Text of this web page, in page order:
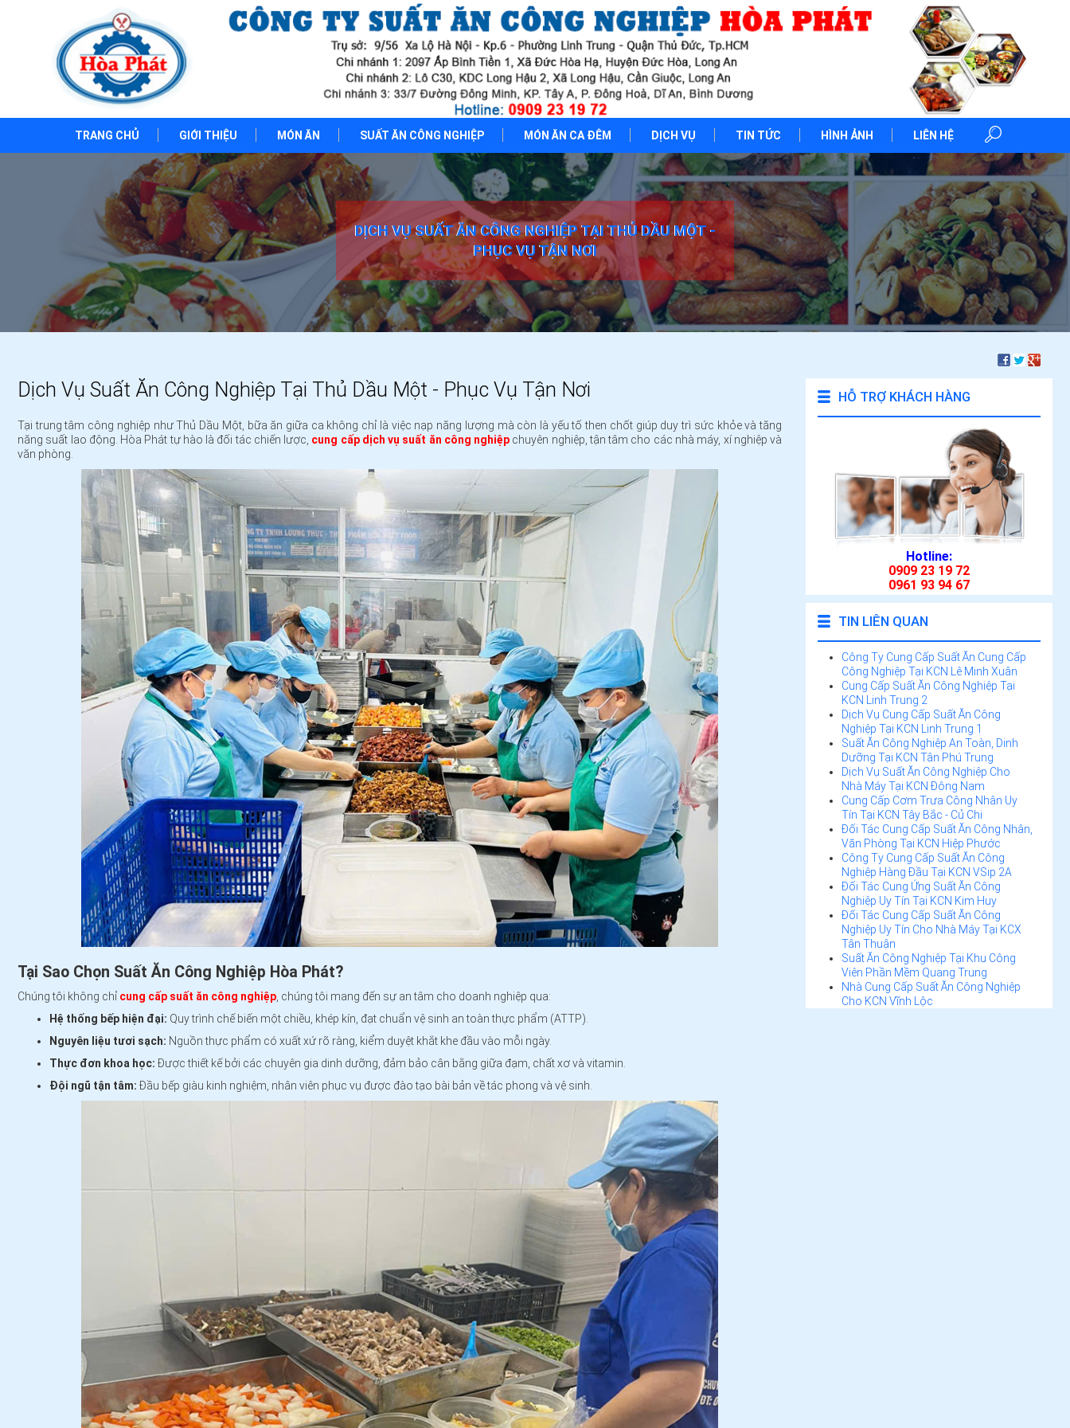
TRANG CHỦ GIỚI THIỆU MÓN ĂN SUẤT ĂN CÔNG NGHIỆP MÓN ĂN CA ĐÊM DỊCH VỤ TIN TỨC HÌNH ẢNH LIÊN HỆ
DỊCH VỤ SUẤT ĂN CÔNG NGHIỆP TẠI THỦ DẦU MỘT -
PHỤC VỤ TẬN NƠI
Dịch Vụ Suất Ăn Công Nghiệp Tại Thủ Dầu Một - Phục Vụ Tận Nơi
Tại trung tâm công nghiệp như Thủ Dầu Một, bữa ăn giữa ca không chỉ là việc nạp năng lượng mà còn là yếu tố then chốt giúp duy trì sức khỏe và tăng
năng suất lao động. Hòa Phát tự hào là đối tác chiến lược, cung cấp dịch vụ suất ăn công nghiệp chuyên nghiệp, tận tâm cho các nhà máy, xí nghiệp và
văn phòng.
Tại Sao Chọn Suất Ăn Công Nghiệp Hòa Phát?
Chúng tôi không chỉ cung cấp suất ăn công nghiệp , chúng tôi mang đến sự an tâm cho doanh nghiệp qua:
Hệ thống bếp hiện đại: Quy trình chế biến một chiều, khép kín, đạt chuẩn vệ sinh an toàn thực phẩm (ATTP).
Nguyên liệu tươi sạch: Nguồn thực phẩm có xuất xứ rõ ràng, kiểm duyệt khắt khe đầu vào mỗi ngày.
Thực đơn khoa học: Được thiết kế bởi các chuyên gia dinh dưỡng, đảm bảo cân bằng giữa đạm, chất xơ và vitamin.
Đội ngũ tận tâm: Đầu bếp giàu kinh nghiệm, nhân viên phục vụ được đào tạo bài bản về tác phong và vệ sinh.
HỖ TRỢ KHÁCH HÀNG
Hotline:
0909 23 19 72
0961 93 94 67
TIN LIÊN QUAN
Công Ty Cung Cấp Suất Ăn Cung Cấp
Công Nghiệp Tại KCN Lê Minh Xuân
Cung Cấp Suất Ăn Công Nghiệp Tại
KCN Linh Trung 2
Dịch Vụ Cung Cấp Suất Ăn Công
Nghiệp Tại KCN Linh Trung 1
Suất Ăn Công Nghiệp An Toàn, Dinh
Dưỡng Tại KCN Tân Phú Trung
Dịch Vụ Suất Ăn Công Nghiệp Cho
Nhà Máy Tại KCN Đông Nam
Cung Cấp Cơm Trưa Công Nhân Uy
Tín Tại KCN Tây Bắc - Củ Chi
Đối Tác Cung Cấp Suất Ăn Công Nhân,
Văn Phòng Tại KCN Hiệp Phước
Công Ty Cung Cấp Suất Ăn Công
Nghiệp Hàng Đầu Tại KCN VSip 2A
Đối Tác Cung Ứng Suất Ăn Công
Nghiệp Uy Tín Tại KCN Kim Huy
Đối Tác Cung Cấp Suất Ăn Công
Nghiệp Uy Tín Cho Nhà Máy Tại KCX
Tân Thuận
Suất Ăn Công Nghiệp Tại Khu Công
Viên Phần Mềm Quang Trung
Nhà Cung Cấp Suất Ăn Công Nghiệp
Cho KCN Vĩnh Lộc